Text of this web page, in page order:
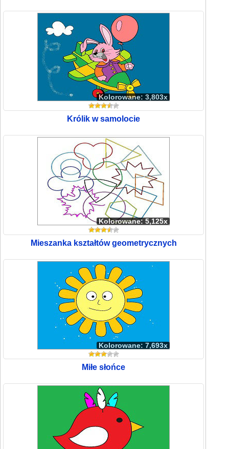
Kolorowane: 3,803x
Królik w samolocie
Kolorowane: 5,125x
Mieszanka kształtów geometrycznych
Kolorowane: 7,693x
Miłe słońce